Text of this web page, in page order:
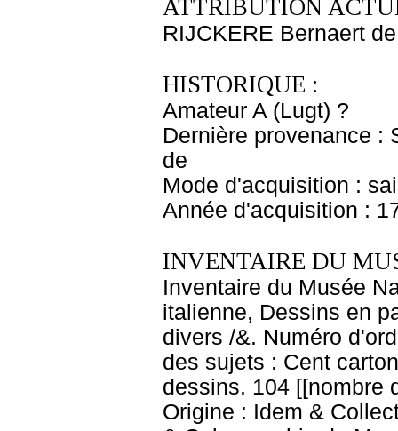
ATTRIBUTION
RIJCKERE Bernaert de
HISTORIQUE :
Amateur A (Lugt) ?
Dernière provenance :
de
Mode d'acquisition :
Année d'acquisition :
INVENTAIRE DU
Inventaire du Musée
italienne, Dessins en
divers /&. Numéro
des sujets : Cent
dessins. 104 [[nombre
Origine : Idem &